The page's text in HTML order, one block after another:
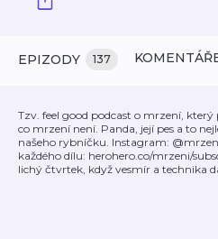
EPIZODY 137
Tzv. feel good podcast o mrzení,
co mrzení není. Panda, její pes a to
našeho rybníčku. Instagram:
každého dílu: herohero.co/mrzeni/
lichý čtvrtek, když vesmír a technika